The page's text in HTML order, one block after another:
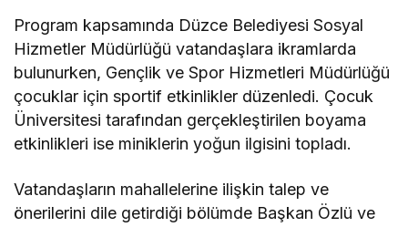
Program kapsamında Düzce Belediyesi Sosyal
Hizmetler Müdürlüğü vatandaşlara ikramlarda
bulunurken, Gençlik ve Spor Hizmetleri Müdürlüğü
çocuklar için sportif etkinlikler düzenledi. Çocuk
Üniversitesi tarafından gerçekleştirilen boyama
etkinlikleri ise miniklerin yoğun ilgisini topladı.
Vatandaşların mahallelerine ilişkin talep ve
önerilerini dile getirdiği bölümde Başkan Özlü ve